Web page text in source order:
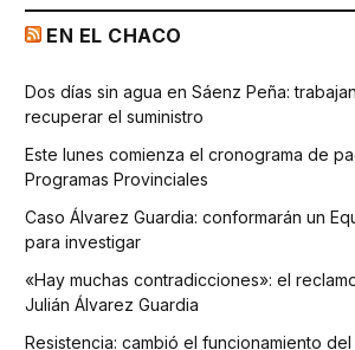
EN EL CHACO
Dos días sin agua en Sáenz Peña:
recuperar el suministro
Este lunes comienza el cronograma de
Programas Provinciales
Caso Álvarez Guardia: conformarán un
para investigar
«Hay muchas contradicciones»: el
Julián Álvarez Guardia
Resistencia: cambió el funcionamiento